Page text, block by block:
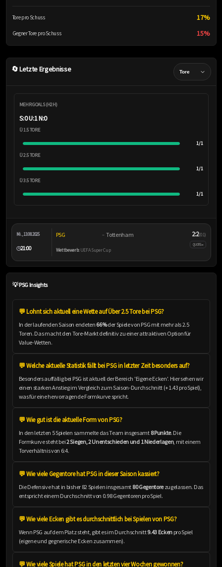
Tore pro Schuss 17%
Gegner Tore pro Schuss 15%
🔄 Letzte Ergebnisse
MEHR GOALS (H2H)
S:0 U:1 N:0
Ü 1.5 TORE
1/1
Ü 2.5 TORE
1/1
Ü 3.5 TORE
1/1
Mi., 13.08.2025
🕒21:00
PSG – Tottenham
Wettbewerb:UEFA Super Cup
2:2(0:1)
QUOTE–
💡 PSG Insights
💬 Lohnt sich aktuell eine Wette auf Über 2.5 Tore bei PSG?
In der laufenden Saison endeten 66%der Spiele von PSG mit mehr als 2.5
Toren. Das macht den Tore-Markt definitiv zu einer attraktiven Option für
Value-Wetten.
💬 Welche aktuelle Statistik fällt bei PSG in letzter Zeit besonders auf?
Besonders auffällig bei PSG ist aktuell der Bereich 'Eigene Ecken'. Hier sehen wir
einen starken Anstieg im Vergleich zum Saison-Durchschnitt (+1.43 pro Spiel),
was für eine hervorragende Formkurve spricht.
💬 Wie gut ist die aktuelle Form von PSG?
In den letzten 5 Spielen sammelte das Team insgesamt 8 Punkte. Die
Formkurve steht bei2 Siegen, 2 Unentschieden und 1 Niederlagen, mit einem
Torverhältnis von 6:4.
💬 Wie viele Gegentore hat PSG in dieser Saison kassiert?
Die Defensive hat in bisher 82 Spielen insgesamt 80 Gegentorezugelassen. Das
entspricht einem Durchschnitt von 0.98 Gegentoren pro Spiel.
💬 Wie viele Ecken gibt es durchschnittlich bei Spielen von PSG?
Wenn PSG auf dem Platz steht, gibt es im Durchschnitt9.43 Ecken pro Spiel
(eigene und gegnerische Ecken zusammen).
💬 Wie viele Spiele hat PSG in den letzten vier Wochen gewonnen?